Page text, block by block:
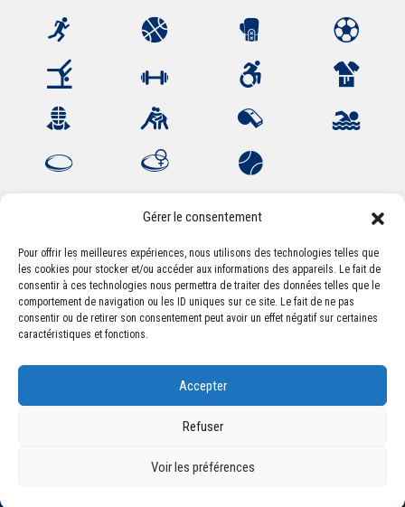
Gérer le consentement
Pour offrir les meilleures expériences, nous utilisons des technologies telles que
les cookies pour stocker et/ou accéder aux informations des appareils. Le fait de
consentir à ces technologies nous permettra de traiter des données telles que le
comportement de navigation ou les ID uniques sur ce site. Le fait de ne pas
consentir ou de retirer son consentement peut avoir un effet négatif sur certaines
caractéristiques et fonctions.
Accepter
Refuser
Voir les préférences
Association Sportive Montferrandaise
84, boulevard Léon Jouhaux
CS 80221 - 63021 Clermont-Ferrand Cedex 2
accueil@asm-omnisports.com